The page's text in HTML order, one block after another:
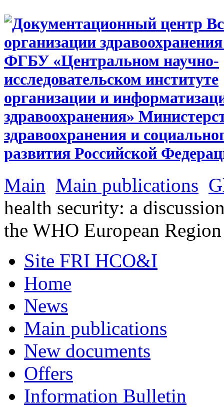
Main Main publications
health security: a
the WHO European Region
Site FRI HCO&I
Home
News
Main publications
New documents
Offers
Information Bulletin